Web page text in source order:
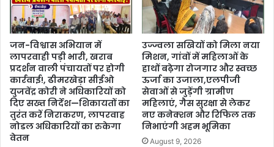
जन-विश्वास अभियान में
लापरवाही पड़ी भारी, खराब
प्रदर्शन वाली पंचायतों पर होगी
कार्रवाई!, ढीमरखेड़ा सीईओ
युजवेंद्र कोरी ने अधिकारियों को
दिए सख्त निर्देश—शिकायतों का
तुरंत करें निराकरण, लापरवाह
नोडल अधिकारियों का रुकेगा
वेतन
उज्ज्वला सखियों को मिला नया
मिशन, गांवों में महिलाओं के
हाथों बढ़ेगा रोजगार और स्वच्छ
ऊर्जा का उजाला,एलपीजी
सेवाओं से जुड़ेंगी ग्रामीण
महिलाएं, गैस सुरक्षा से लेकर
नए कनेक्शन और रिफिल तक
निभाएंगी अहम भूमिका
August 9, 2026